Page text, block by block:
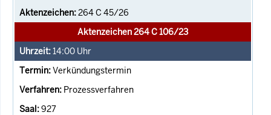
264 C 45/26
Aktenzeichen 264 C 106/23
14:00 Uhr
Verkündungstermin
Prozessverfahren
927